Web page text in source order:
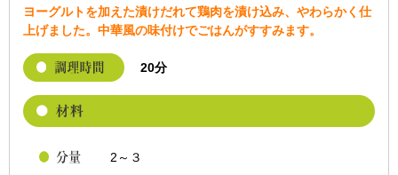
ヨーグルトを加えた漬けだれて鶏肉を漬け込み、やわらかく仕
上げました。中華風の味付けでごはんがすすみます。
20分
2～３